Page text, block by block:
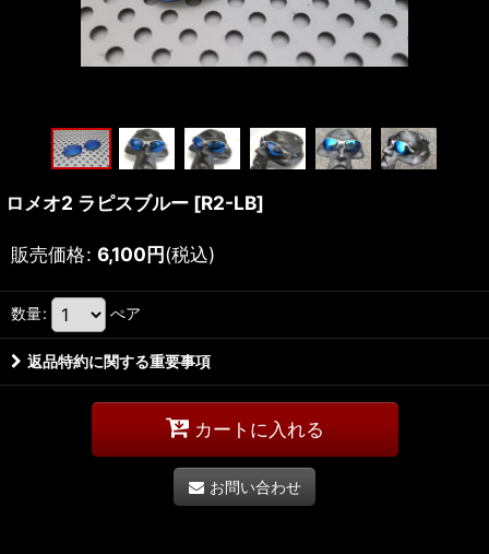
ロメオ2 ラピスブルー [R2-LB]
販売価格: 6,100円(税込)
数量: ぺア
返品特約に関する重要事項
カートに入れる
お問い合わせ